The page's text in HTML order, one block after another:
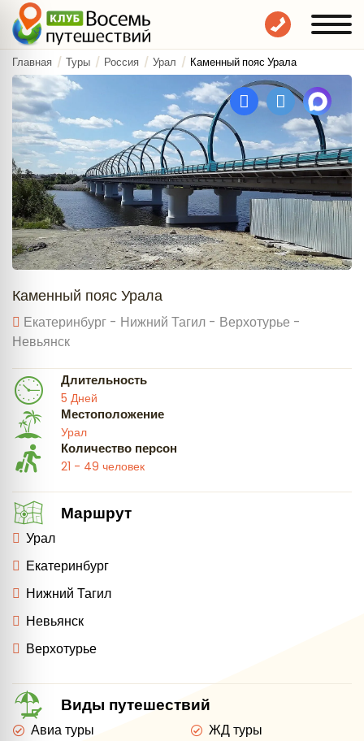
Главная Туры Россия Урал Каменный пояс Урала
Каменный пояс Урала
Екатеринбург - Нижний Тагил - Верхотурье -
Невьянск
Длительность
5 Дней
Местоположение
Урал
Количество персон
21 - 49 человек
Маршрут
Урал
Екатеринбург
Нижний Тагил
Невьянск
Верхотурье
Виды путешествий
Авиа туры
ЖД туры